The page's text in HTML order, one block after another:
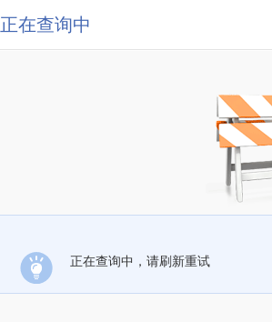
正在查询中
正在查询中，请刷新重试